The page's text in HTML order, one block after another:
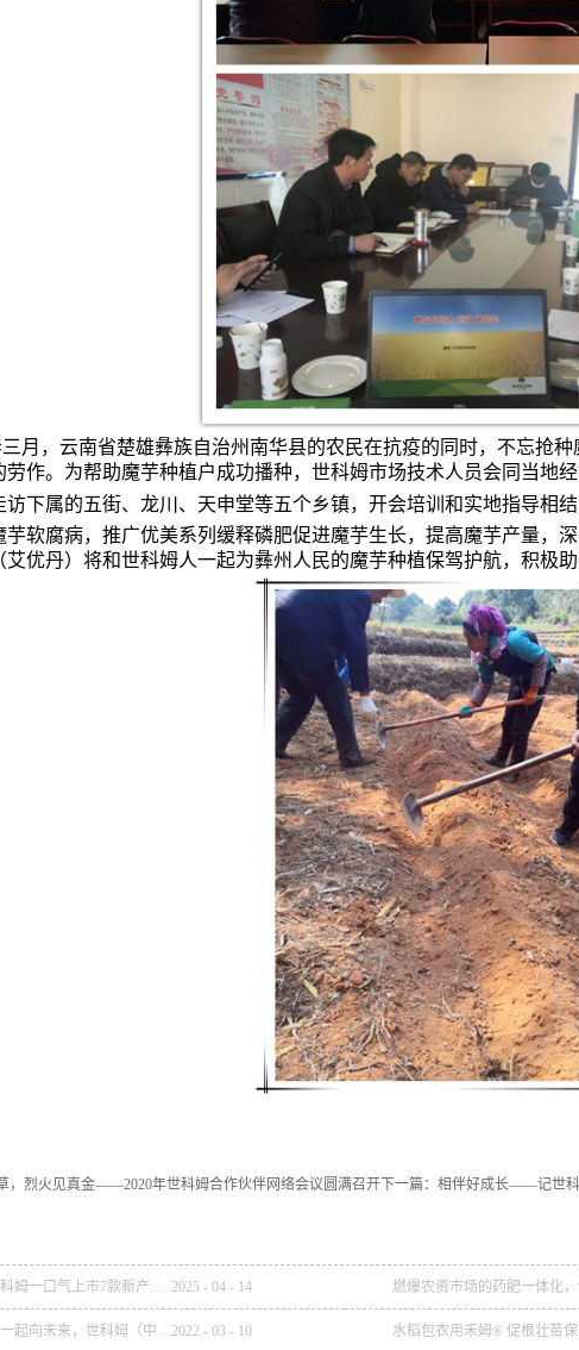
三月，云南省楚雄彝族自治州南华县的农民在抗疫的同时，不忘抢
劳作。为帮助魔芋种植户成功播种，世科姆市场技术人员会同当地
访下属的五街、龙川、天申堂等五个乡镇，开会培训和实地指导相
芋软腐病，推广优美系列缓释磷肥促进魔芋生长，提高魔芋产量，
艾优丹）将和世科姆人一起为彝州人民的魔芋种植保驾护航，积极助
，烈火见真金——2020年世科姆合作伙伴网络会议圆满召开 下一篇： 相伴好成长——记世科
太强了！世科姆一口气上市7款新产品！ 2025 - 04 - 14
强强联合，一起向未来，世科姆（中国）与武汉科诺达成战略合作协议2022 - 03 - 10 水稻包衣用禾姆® 促根壮苗